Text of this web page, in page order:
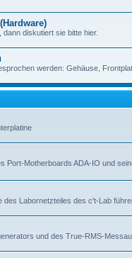
diskutiert sie bitte hier.
werden: Gehäuse,
Port-Motherboards ADA-IO und
Labornetzteiles des c't-Lab
und des True-RMS-